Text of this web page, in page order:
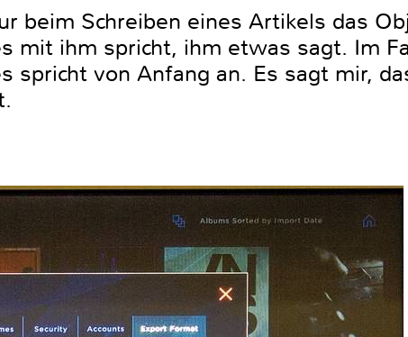
beim Schreiben eines Artikels das
mit ihm spricht, ihm etwas sagt. Im
spricht von Anfang an. Es sagt mir,